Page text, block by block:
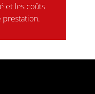
et les coûts
prestation.